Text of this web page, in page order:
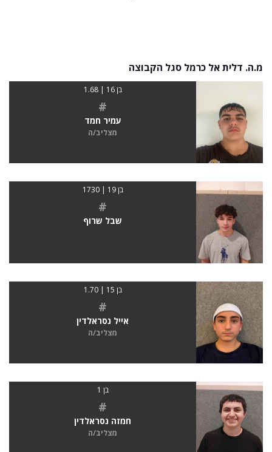
מ.ה. דלית אל כרמל סגל הקבוצה
בן 16 | 1.68
#
עמיר חמד
מצליב/ה
בן 19 | 1730
#
שבל שרוף
בן 15 | 1.70
#
אייל נסראלדין
מצליב/ה
בן 1
#
חמזה נסראלדין
מצליב/ה